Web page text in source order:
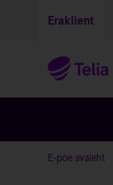
Eraklient
E-poe avaleht